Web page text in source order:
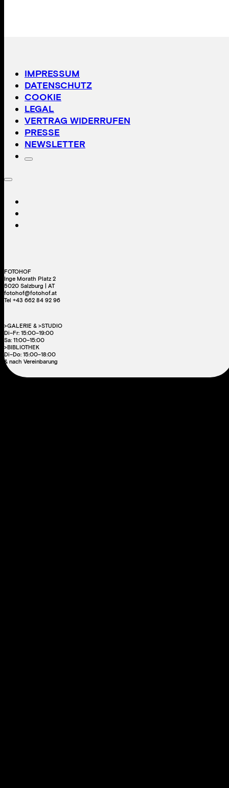
IMPRESSUM
DATENSCHUTZ
COOKIE
LEGAL
VERTRAG WIDERRUFEN
PRESSE
NEWSLETTER
FOTOHOF
Inge Morath Platz 2
5020 Salzburg | AT
fotohof@fotohof.at
Tel +43 662 84 92 96
>GALERIE & >STUDIO
Di–Fr: 15:00–19:00
Sa: 11:00–15:00
>BIBLIOTHEK
Di–Do: 15:00–18:00
& nach Vereinbarung